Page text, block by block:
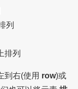
列
排列
到右(使用 row)或